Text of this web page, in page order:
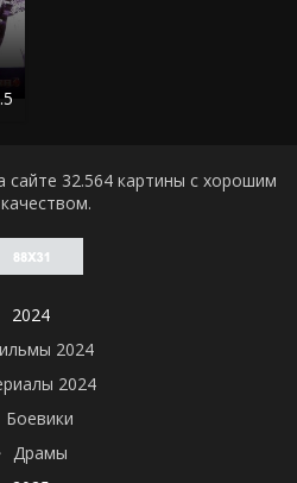
сайте 32.564 картины с хорошим
2024
2024
2024
Боевики
Драмы